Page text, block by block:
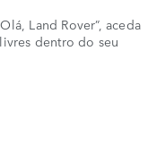
Land Rover”, aceda
dentro do seu